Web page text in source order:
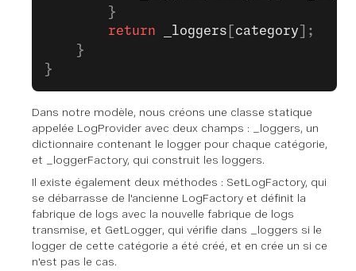
        }
        return
_loggers category ];
    }
}
Dans notre modèle, nous créons une classe statique
appelée LogProvider avec deux champs : _loggers, un
dictionnaire contenant le logger pour chaque catégorie,
et _loggerFactory, qui construit les loggers.
Il existe également deux méthodes : SetLogFactory, qui
se débarrasse de l'ancienne LogFactory et définit la
fabrique de logs avec la nouvelle fabrique de logs
transmise, et GetLogger, qui vérifie dans _loggers si le
logger de cette catégorie a été créé, et en crée un si ce
n'est pas le cas.